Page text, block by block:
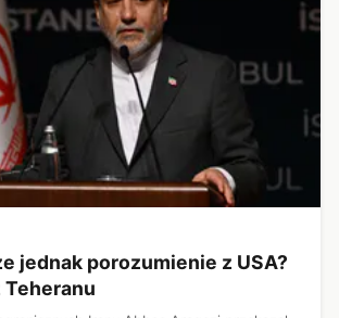
jednak porozumienie z USA?
Teheranu